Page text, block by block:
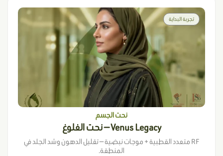
تجربة البداية
نحت الجسم
Venus Legacy — نحت الغلوغ
RF متعدد القطبية + موجات نبضية — تقليل الدهون وشد الجلد في
المنطقة.